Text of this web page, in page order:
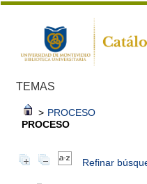
TEMAS
> PROCESO
PROCESO
Refinar